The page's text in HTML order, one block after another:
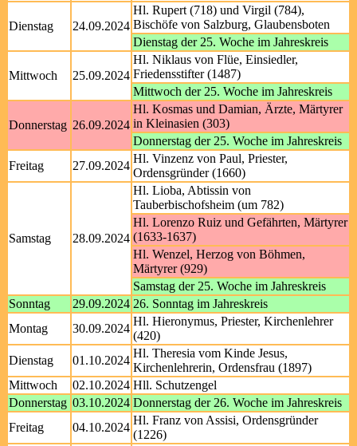
Dienstag 24.09.2024
Hl. Rupert (718) und Virgil (784),
Bischöfe von Salzburg, Glaubensboten
Dienstag der 25. Woche im Jahreskreis
Mittwoch 25.09.2024
Hl. Niklaus von Flüe, Einsiedler,
Friedensstifter (1487)
Mittwoch der 25. Woche im Jahreskreis
Donnerstag 26.09.2024
Hl. Kosmas und Damian, Ärzte, Märtyrer
in Kleinasien (303)
Donnerstag der 25. Woche im Jahreskreis
Freitag
27.09.2024
Hl. Vinzenz von Paul, Priester,
Ordensgründer (1660)
Samstag 28.09.2024
Hl. Lioba, Abtissin von
Tauberbischofsheim (um 782)
Hl. Lorenzo Ruiz und Gefährten, Märtyrer
(1633-1637)
Hl. Wenzel, Herzog von Böhmen,
Märtyrer (929)
Samstag der 25. Woche im Jahreskreis
Sonntag
29.09.2024 26. Sonntag im Jahreskreis
Montag
30.09.2024
Hl. Hieronymus, Priester, Kirchenlehrer
(420)
Dienstag
01.10.2024
Hl. Theresia vom Kinde Jesus,
Kirchenlehrerin, Ordensfrau (1897)
Mittwoch
02.10.2024 Hll. Schutzengel
Donnerstag 03.10.2024 Donnerstag der 26. Woche im Jahreskreis
Freitag
04.10.2024
Hl. Franz von Assisi, Ordensgründer
(1226)